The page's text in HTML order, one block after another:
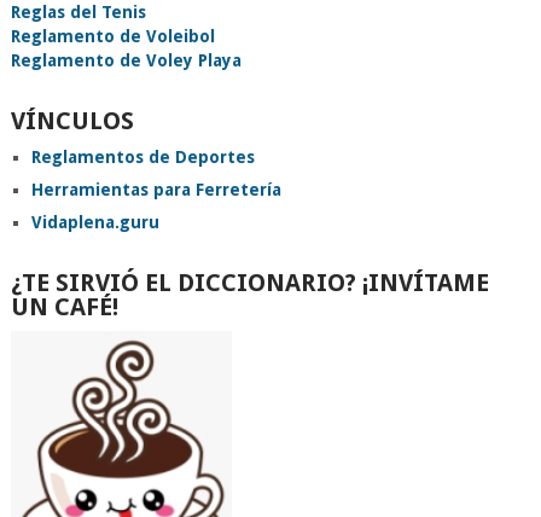
Reglas del Tenis
Reglamento de Voleibol
Reglamento de Voley Playa
VÍNCULOS
Reglamentos de Deportes
Herramientas para Ferretería
Vidaplena.guru
¿TE SIRVIÓ EL DICCIONARIO? ¡INVÍTAME
UN CAFÉ!